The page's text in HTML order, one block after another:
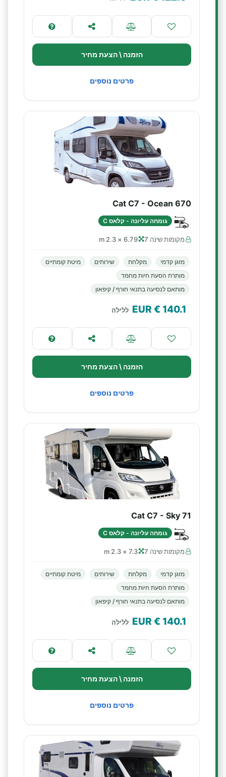
הזמנה \ הצעת מחיר
פרטים נוספים
Cat C7 - Ocean 670
גומחה עליונה - קלאס C
מקומות שינה 7 6.79 × 2.3 m
מזגן קדמי מקלחת שירותים
מיטת קומתיים
מותרת הסעת חיות מחמד
מותאם לנסיעה בתנאי חורף / קיפאון
140.1
€ EUR ללילה
הזמנה \ הצעת מחיר
פרטים נוספים
Cat C7 - Sky 71
גומחה עליונה - קלאס C
מקומות שינה 7 7.3 × 2.3 m
מזגן קדמי מקלחת שירותים
מיטת קומתיים
מותרת הסעת חיות מחמד
מותאם לנסיעה בתנאי חורף / קיפאון
140.1
€ EUR ללילה
הזמנה \ הצעת מחיר
פרטים נוספים